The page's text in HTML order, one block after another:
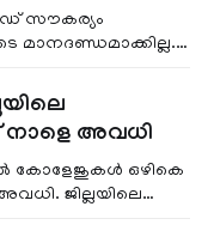
സൗകര്യം
മാനദണ്ഡമാക്കില്ല.
നാളെ അവധി
കോളേജുകൾ ഒഴികെ
ജില്ലയിലെ